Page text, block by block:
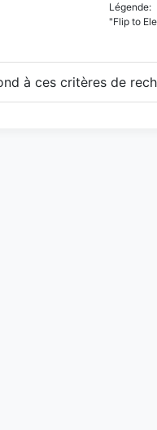
Légende:
"Flip to
à ces critères de